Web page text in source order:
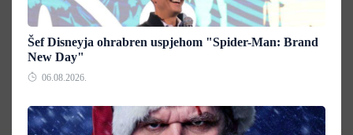
Šef Disneyja ohrabren uspjehom "Spider-Man: Brand
New Day"
06.08.2026.